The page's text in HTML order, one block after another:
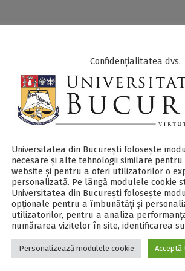
trăim în fața unor noi provocări,
diferite grade de izolare), accesul
de lucru și comunicare, închiderea
și transformarea acestora în
și necesită o reflecție și analize
context sanitar care presupune
în spațiile de trai, gestionarea
de divertisment etc. În ceea ce
prin reorganizarea în mediul
studiem impactul asupra celor trei
loc în plan public și privat, în sfera
și familie, în condițiile „învățării pe
Confidențialitatea dvs.
Universitatea din București folosește
necesare și alte tehnologii similare
website și pentru a oferi utilizatorilor o
personalizată. Pe lângă modulele cookie
Universitatea din București folosește
opționale pentru a îmbunătăți și
utilizatorilor, pentru a analiza
numărarea vizitelor în site, identificarea
Personalizează modulele cookie